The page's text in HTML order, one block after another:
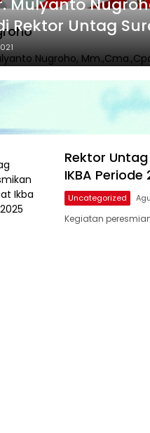
Mulyanto
Rektor Untag
Rektor
IKBA Periode
Uncategorized
Kegiatan